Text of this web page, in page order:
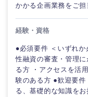
かかる企画業務をご担
経験・資格
●必須要件 ＜いずれ
性融資の審査・管理
る方 ・アクセスを活
験のある方 ●歓迎要
る、基礎的な知識を